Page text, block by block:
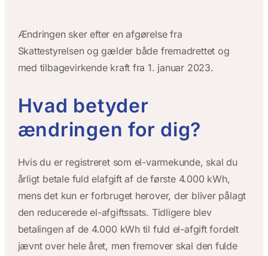
Ændringen sker efter en afgørelse fra
Skattestyrelsen og gælder både fremadrettet og
med tilbagevirkende kraft fra 1. januar 2023.
Hvad betyder
ændringen for dig?
Hvis du er registreret som el-varmekunde, skal du
årligt betale fuld elafgift af de første 4.000 kWh,
mens det kun er forbruget herover, der bliver pålagt
den reducerede el-afgiftssats. Tidligere blev
betalingen af de 4.000 kWh til fuld el-afgift fordelt
jævnt over hele året, men fremover skal den fulde